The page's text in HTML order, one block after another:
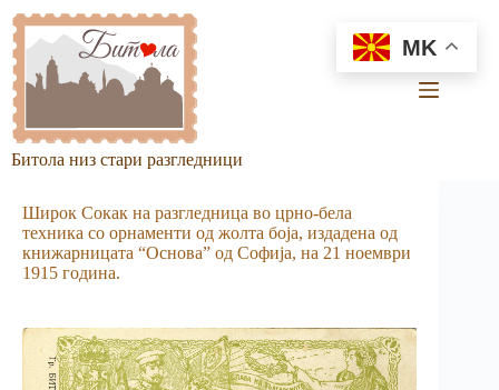
content
Битола низ стари разгледници
Широк Сокак на разгледница во црно-бела
техника со орнаменти од жолта боја, издадена од
книжарницата “Основа” од Софија, на 21 ноември
1915 година.
MK